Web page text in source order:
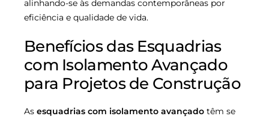
alinhando-se às demandas contemporâneas por
eficiência e qualidade de vida.
Benefícios das Esquadrias
com Isolamento Avançado
para Projetos de Construção
As esquadrias com isolamento avançado têm se